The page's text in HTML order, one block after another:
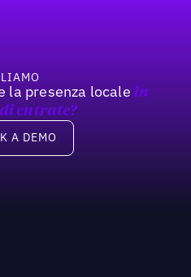
la presenza locale In
entrate?
A DEMO